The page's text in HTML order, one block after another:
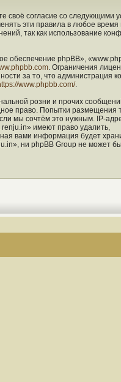
своё согласие со следующими
эти правила в любое время
так как использование
обеспечение phpBB»,
. Ограничения
за то, что администрация
www.phpbb.com/.
розни и прочих
право. Попытки размещения
мы сочтём это нужным. IP-
имеют право удалить,
вами информация будет
ни phpBB Group не может